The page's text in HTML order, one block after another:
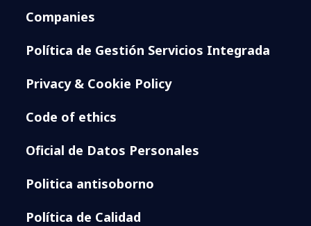
Companies
Política de Gestión Servicios Integrada
Privacy & Cookie Policy
Code of ethics
Oficial de Datos Personales
Politica antisoborno
Política de Calidad